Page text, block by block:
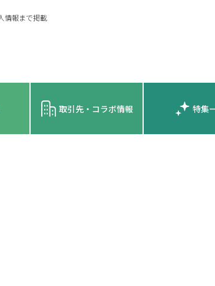
情報まで掲載
取引先・コラボ情報 特集